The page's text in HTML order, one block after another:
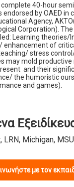
40-hour
by OAED in
Agency,
Corporation).
Learning theories/
enhancement of
stress
may mold
and their
the humoristic
and games).
Michigan, MSU,
με τον